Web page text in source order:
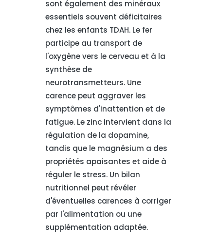
sont également des minéraux
essentiels souvent déficitaires
chez les enfants TDAH. Le fer
participe au transport de
l'oxygène vers le cerveau et à la
synthèse de
neurotransmetteurs. Une
carence peut aggraver les
symptômes d'inattention et de
fatigue. Le zinc intervient dans la
régulation de la dopamine,
tandis que le magnésium a des
propriétés apaisantes et aide à
réguler le stress. Un bilan
nutritionnel peut révéler
d'éventuelles carences à corriger
par l'alimentation ou une
supplémentation adaptée.